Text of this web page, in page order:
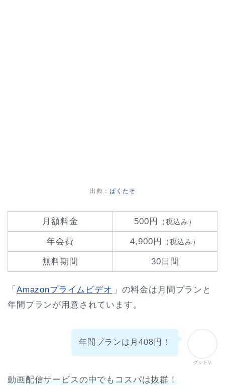
出典： ぱくたそ
月額料金 500円 （税込み）
年会費 4,900円 （税込み）
無料期間 30日間
「 Amazonプライムビデオ 」の料金は月間プランと
年間プランが用意されています。
グッドリ
年間プランは月408円！
動画配信サービスの中でもコスパは抜群！